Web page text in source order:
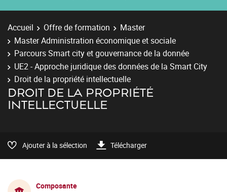
Accueil Offre de formation
Master
Master Administration économique et sociale
Parcours Smart city et gouvernance de la donnée
UE2 - Approche juridique des données de la Smart City
Droit de la propriété intellectuelle
DROIT DE LA PROPRIÉTÉ
INTELLECTUELLE
Ajouter à la sélection Télécharger
Composante